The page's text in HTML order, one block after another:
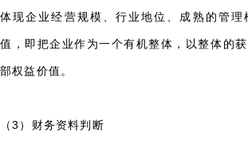
体现企业经营规模、行业地位、成熟的管
值，即把企业作为一个有机整体，以整体的
部权益价值。
（3）财务资料判断